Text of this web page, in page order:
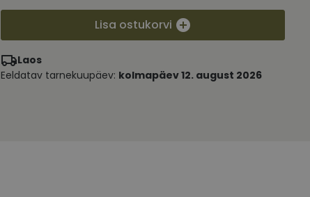
Lisa ostukorvi
Laos
Eeldatav tarnekuupäev: kolmapäev 12. august 2026